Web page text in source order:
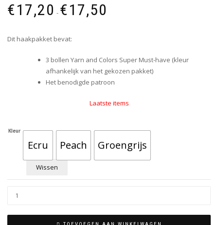
€17,20 - €17,50
Dit haakpakket bevat:
3 bollen Yarn and Colors Super Must-have (kleur
afhankelijk van het gekozen pakket)
Het benodigde patroon
Laatste items
Kleur
Ecru Peach Groengrijs
Wissen